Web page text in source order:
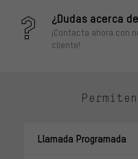
¿Dudas acerca
¡Contacta ahora con
cliente!
Llamada Programada